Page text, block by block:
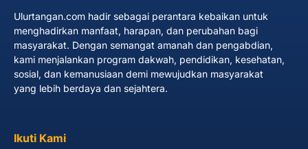
Ulurtangan.com hadir sebagai perantara kebaikan untuk
menghadirkan manfaat, harapan, dan perubahan bagi
masyarakat. Dengan semangat amanah dan pengabdian,
kami menjalankan program dakwah, pendidikan, kesehatan,
sosial, dan kemanusiaan demi mewujudkan masyarakat
yang lebih berdaya dan sejahtera.
Ikuti Kami